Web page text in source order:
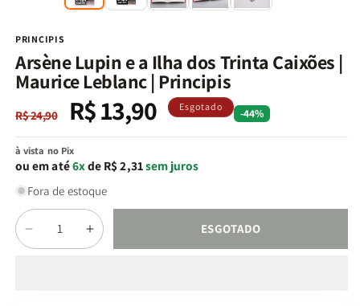
PRINCIPIS
Arsène Lupin e a Ilha dos Trinta Caixões |
Maurice Leblanc | Principis
Preço
normal
R$ 24,90
Preço
promocional
R$ 13,90 Esgotado -44%
à vista no Pix
ou em até6xde R$ 2,31sem juros
Fora de estoque
Quantidade
Diminuir
a
Aumentar
a
ESGOTADO